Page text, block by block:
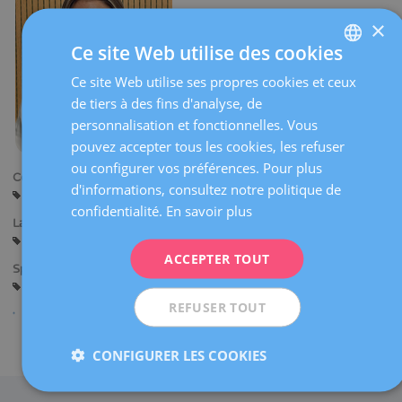
Centres:
Midlife (Barcelone)
Langues:
Anglais
Français
Spécialités:
SPANISH
×
Ce site Web utilise des cookies
Ce site Web utilise ses propres cookies et ceux
de tiers à des fins d'analyse, de
personnalisation et fonctionnelles. Vous
pouvez accepter tous les cookies, les refuser
ou configurer vos préférences. Pour plus
d'informations, consultez notre politique de
confidentialité. En savoir plus
ACCEPTER TOUT
REFUSER TOUT
CONFIGURER LES COOKIES